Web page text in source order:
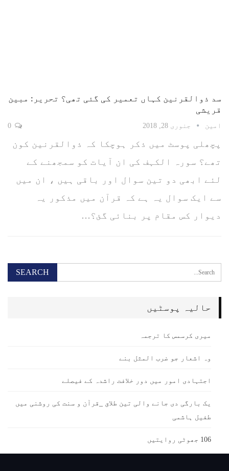
سد ذوالقرنین کہاں تعمیر کی گئی تھی؟ تحریر: مبین
قریشی
امین جنوری 28, 2018
پچھلی پوسٹ میں ذکر ہوچکا کہ ذوالقرنین کون
تھے؟ سورہ الکہف کی ان آیات کو سمجھنے کے
لئے ابھی دو تین سوال اور باقی ہیں ، ان میں
سے ایک سوال یہ ہے کہ قرآن میں مذکور یہ
دیوار کس مقام پر بنائی گئ؟…
حالیہ پوسٹیں
میری کرسمس کا ترجمہ
وہ اشعار جو ضرب المثل بنے
اجتہادی امور میں دور خلافت راشدہ کے فیصلے
یک بارگی دی جانے والی تین طلاق _قرآن و سنت کی روشنی میں
طفیل ہاشمی
106 جھوٹی روایتیں